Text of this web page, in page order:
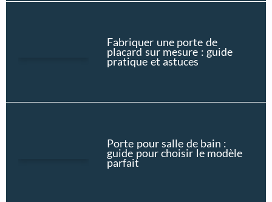
Fabriquer une porte de
placard sur mesure : guide
pratique et astuces
Porte pour salle de bain :
guide pour choisir le modèle
parfait